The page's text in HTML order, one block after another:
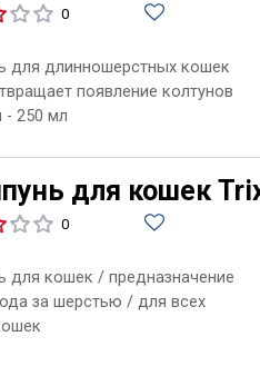
0
для длинношерстных кошек
появление колтунов
250 мл
для кошек
0
для кошек / предназначение
за шерстью / для всех